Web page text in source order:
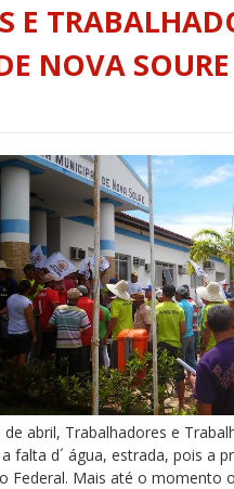
E
NOVA SOURE
abril, Trabalhadores e
falta d´ água, estrada, pois a
Federal. Mais até o